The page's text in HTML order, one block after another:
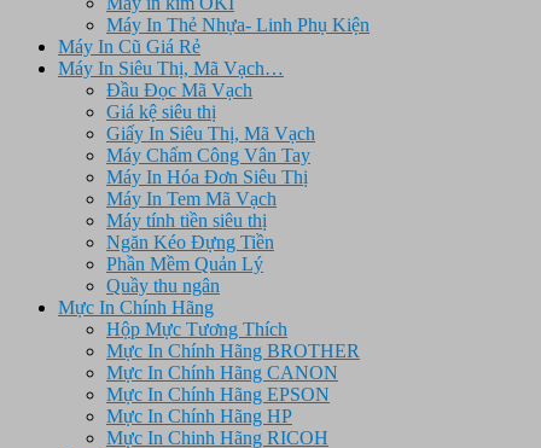
Máy In Thẻ Nhựa- Linh Phụ Kiện
Máy In Cũ Giá Rẻ
Máy In Siêu Thị, Mã Vạch…
Đầu Đọc Mã Vạch
Giá kệ siêu thị
Giấy In Siêu Thị, Mã Vạch
Máy Chấm Công Vân Tay
Máy In Hóa Đơn Siêu Thị
Máy In Tem Mã Vạch
Máy tính tiền siêu thị
Ngăn Kéo Đựng Tiền
Phần Mềm Quản Lý
Quầy thu ngân
Mực In Chính Hãng
Hộp Mực Tương Thích
Mực In Chính Hãng BROTHER
Mực In Chính Hãng CANON
Mực In Chính Hãng EPSON
Mực In Chính Hãng HP
Mực In Chinh Hãng RICOH